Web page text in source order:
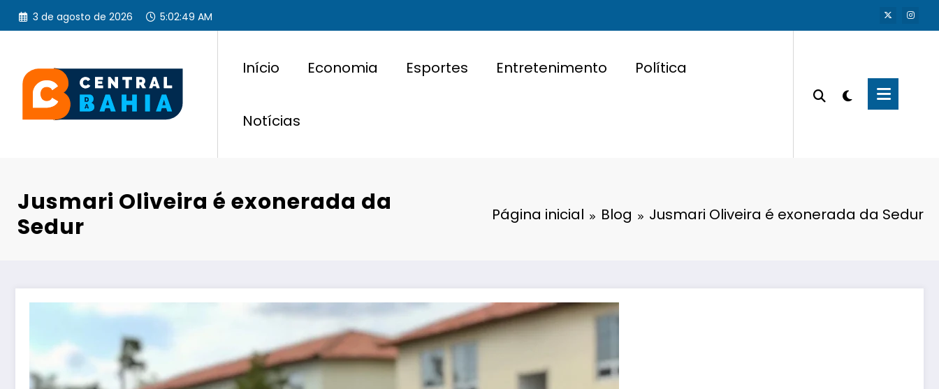
Pular
para
3 de agosto de 2026 5:02:50 AM
Início Economia Esportes Entretenimento Política
Notícias
Jusmari Oliveira é exonerada da
Sedur
Página inicial Blog Jusmari Oliveira é exonerada da Sedur